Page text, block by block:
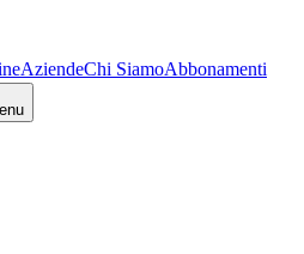
AziendeChi SiamoAbbonamenti